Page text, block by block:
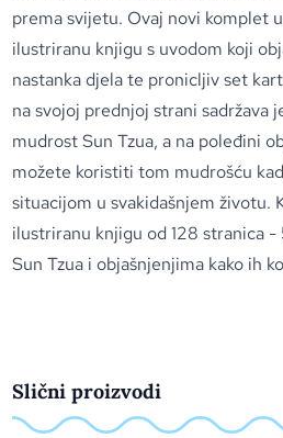
prema svijetu. Ovaj novi komplet
ilustriranu knjigu s uvodom koji
nastanka djela te pronicljiv set
na svojoj prednjoj strani sadržava
mudrost Sun Tzua, a na poleđini
možete koristiti tom mudrošću
situacijom u svakidašnjem životu.
ilustriranu knjigu od 128 stranica
Sun Tzua i objašnjenjima kako ih
Slični proizvodi